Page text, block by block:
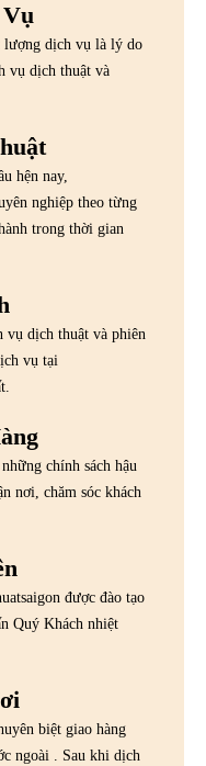
lượng dịch vụ là lý do
vụ dịch thuật và
hện nay,
nghiệp theo từng
trong thời gian
vụ dịch thuật và phiên
vụ tại
chính sách hậu
nơi, chăm sóc khách
được đào tạo
Quý Khách nhiệt
biệt giao hàng
ngoài . Sau khi dịch